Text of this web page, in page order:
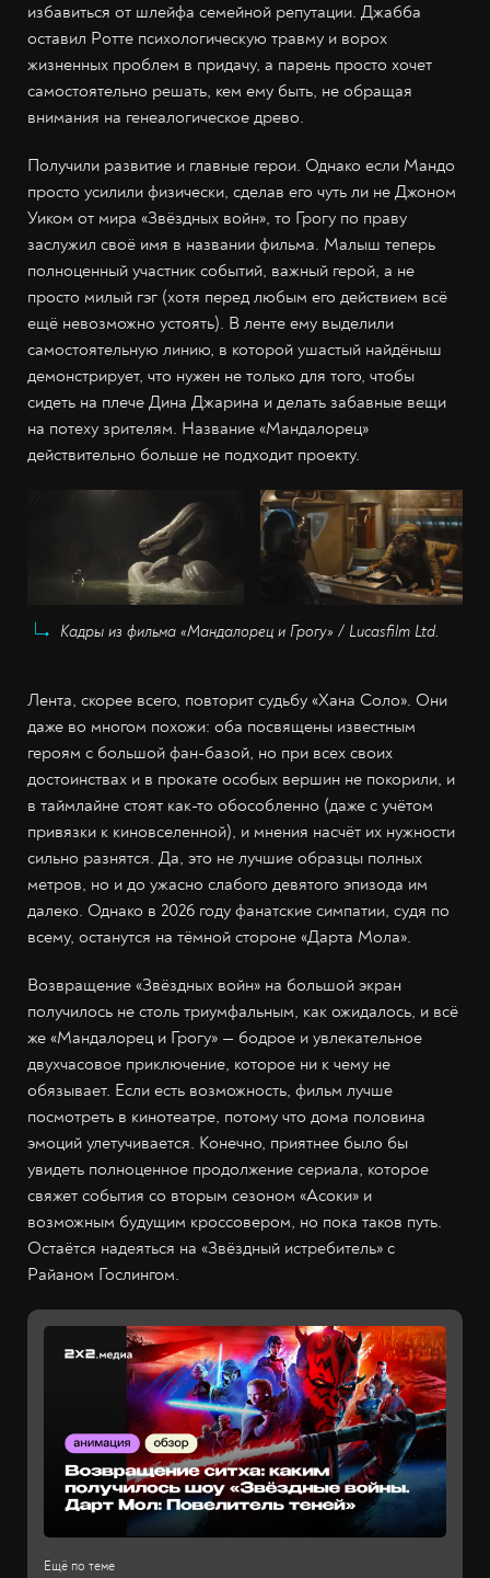
избавиться от шлейфа семейной репутации. Джабба
оставил Ротте психологическую травму и ворох
жизненных проблем в придачу, а парень просто хочет
самостоятельно решать, кем ему быть, не обращая
внимания на генеалогическое древо.
Получили развитие и главные герои. Однако если Мандо
просто усилили физически, сделав его чуть ли не Джоном
Уиком от мира «Звёздных войн», то Грогу по праву
заслужил своё имя в названии фильма. Малыш теперь
полноценный участник событий, важный герой, а не
просто милый гэг (хотя перед любым его действием всё
ещё невозможно устоять). В ленте ему выделили
самостоятельную линию, в которой ушастый найдёныш
демонстрирует, что нужен не только для того, чтобы
сидеть на плече Дина Джарина и делать забавные вещи
на потеху зрителям. Название «Мандалорец»
действительно больше не подходит проекту.
Кадры из фильма «Мандалорец и Грогу» / Lucasfilm Ltd.
Лента, скорее всего, повторит судьбу «Хана Соло». Они
даже во многом похожи: оба посвящены известным
героям с большой фан-базой, но при всех своих
достоинствах и в прокате особых вершин не покорили, и
в таймлайне стоят как-то обособленно (даже с учётом
привязки к киновселенной), и мнения насчёт их нужности
сильно разнятся. Да, это не лучшие образцы полных
метров, но и до ужасно слабого девятого эпизода им
далеко. Однако в 2026 году фанатские симпатии, судя по
всему, останутся на тёмной стороне «Дарта Мола».
Возвращение «Звёздных войн» на большой экран
получилось не столь триумфальным, как ожидалось, и всё
же «Мандалорец и Грогу» — бодрое и увлекательное
двухчасовое приключение, которое ни к чему не
обязывает. Если есть возможность, фильм лучше
посмотреть в кинотеатре, потому что дома половина
эмоций улетучивается. Конечно, приятнее было бы
увидеть полноценное продолжение сериала, которое
свяжет события со вторым сезоном «Асоки» и
возможным будущим кроссовером, но пока таков путь.
Остаётся надеяться на «Звёздный истребитель» с
Райаном Гослингом.